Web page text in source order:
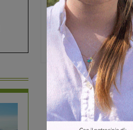
Capo
Share